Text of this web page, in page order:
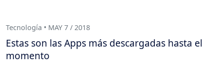
Tecnología • MAY 7 / 2018
Estas son las Apps más descargadas hasta el
momento